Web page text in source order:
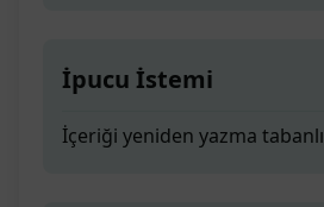
İpucu İstemi
İçeriği yeniden yazma tabanlı